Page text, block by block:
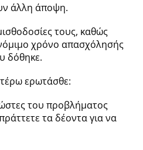
άλλη άποψη.
τους, καθώς
χρόνο απασχόλησής
δόθηκε.
ερωτάσθε:
του προβλήματος
τα δέοντα για να